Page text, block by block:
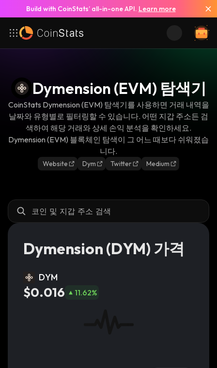
Build with CoinStats’ all-in-one API. Learn more
Dymension (EVM) 탐색기
CoinStats Dymension (EVM) 탐색기를 사용하면 거래 내역을
날짜와 유형별로 필터링할 수 있습니다. 어떤 지갑 주소든 검
색하여 해당 거래와 상세 손익 분석을 확인하세요.
Dymension (EVM) 블록체인 탐색이 그 어느 때보다 쉬워졌습
니다.
Website Dym Twitter Medium
Dymension (DYM) 가격
DYM
$0.016 11.62%